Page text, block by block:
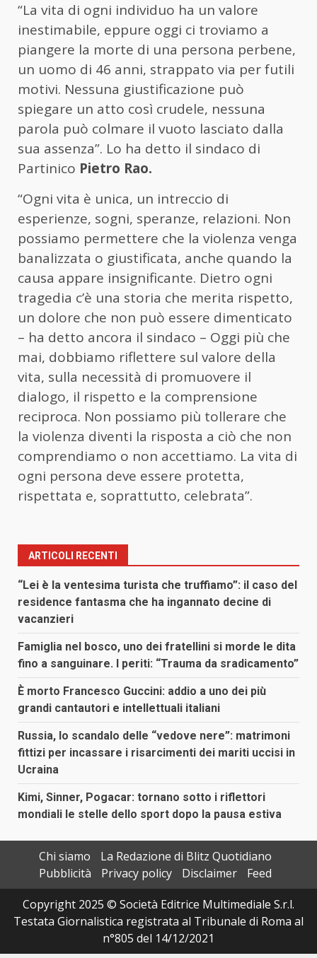
“La vita di ogni individuo ha un valore
inestimabile, eppure oggi ci troviamo a
piangere la morte di una persona perbene,
un uomo di 46 anni, strappato via per futili
motivi. Nessuna giustificazione può
spiegare un atto così crudele, nessuna
parola può colmare il vuoto lasciato dalla
sua assenza”. Lo ha detto il sindaco di
Partinico Pietro Rao.
“Ogni vita è unica, un intreccio di
esperienze, sogni, speranze, relazioni. Non
possiamo permettere che la violenza venga
banalizzata o giustificata, anche quando la
causa appare insignificante. Dietro ogni
tragedia c’è una storia che merita rispetto,
un dolore che non può essere dimenticato
– ha detto ancora il sindaco – Oggi più che
mai, dobbiamo riflettere sul valore della
vita, sulla necessità di promuovere il
dialogo, il rispetto e la comprensione
reciproca. Non possiamo più tollerare che
la violenza diventi la risposta a ciò che non
comprendiamo o non accettiamo. La vita di
ogni persona deve essere protetta,
rispettata e, soprattutto, celebrata”.
ARTICOLI RECENTI
“Lei è la ventesima turista che truffiamo”: il caso del
residence fantasma che ha ingannato decine di
vacanzieri
Famiglia nel bosco, uno dei fratellini si morde le dita
fino a sanguinare. I periti: “Trauma da sradicamento”
È morto Francesco Guccini: addio a uno dei più
grandi cantautori e intellettuali italiani
Russia, lo scandalo delle “vedove nere”: matrimoni
fittizi per incassare i risarcimenti dei mariti uccisi in
Ucraina
Kimi, Sinner, Pogacar: tornano sotto i riflettori
mondiali le stelle dello sport dopo la pausa estiva
Chi siamo
La Redazione di Blitz Quotidiano
Pubblicità
Privacy policy Disclaimer
Feed
Copyright 2025 © Società Editrice Multimediale S.r.l.
Testata Giornalistica registrata al Tribunale di Roma al
n°805 del 14/12/2021